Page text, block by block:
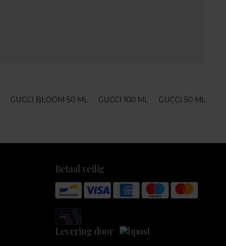
GUCCI BLOOM 50 ML GUCCI 100 ML
GUCCI 50 ML
Betaal veilig
Levering door